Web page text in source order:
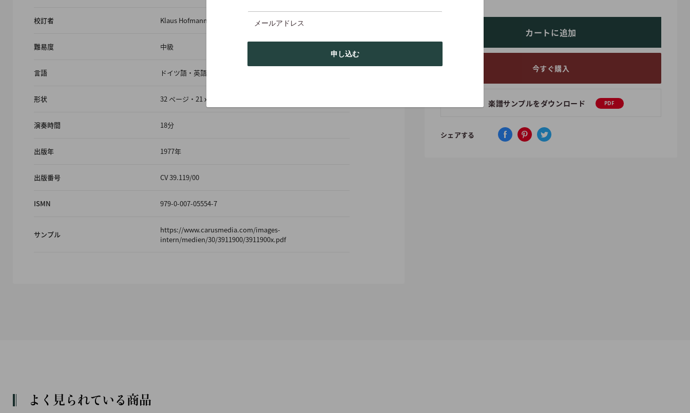
メールアドレス
申し込む
校訂者 Klaus Hofmann
難易度 中級
言語 ドイツ語・英語
形状 32 ページ・21 x 29.7 cm・131 g・ソフトカバー
演奏時間 18分
出版年 1977年
出版番号 CV 39.119/00
ISMN 979-0-007-05554-7
サンプル
https://www.carusmedia.com/images-
intern/medien/30/3911900/3911900x.pdf
カートに追加
今すぐ購入
楽譜サンプルをダウンロード PDF
シェアする
よく見られている商品